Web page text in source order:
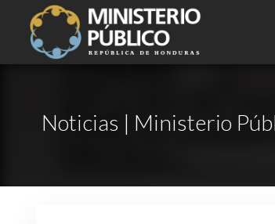
Noticias | Ministerio